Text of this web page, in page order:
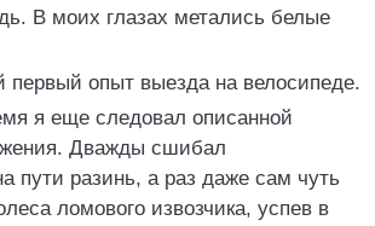
В моих глазах метались белые
первый опыт выезда на велосипеде.
я еще следовал описанной
Дважды сшибал
пути разинь, а раз даже сам чуть
ломового извозчика, успев в